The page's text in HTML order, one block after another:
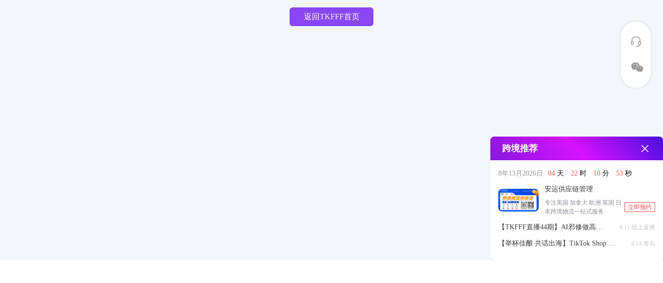
返回TKFFF首页
跨境推荐
8年13月2026日 04 天 22 时 10 分 52 秒
安运供应链管理
专注美国 加拿大 欧洲 英国 日
本跨境物流一站式服务
立即预约
【TKFFF直播44期】AI邪修做高点
带货视频
8.11 线上直播
【举杯佳酿 共话出海】TikTok Shop 全
8.14 青岛